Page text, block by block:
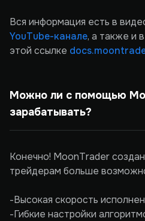
Вся информация есть в
YouTube-канале, а также и
этой ссылке
Можно ли с помощью
зарабатывать?
Конечно! MoonTrader
трейдерам больше
-Высокая скорость
-Гибкие настройки